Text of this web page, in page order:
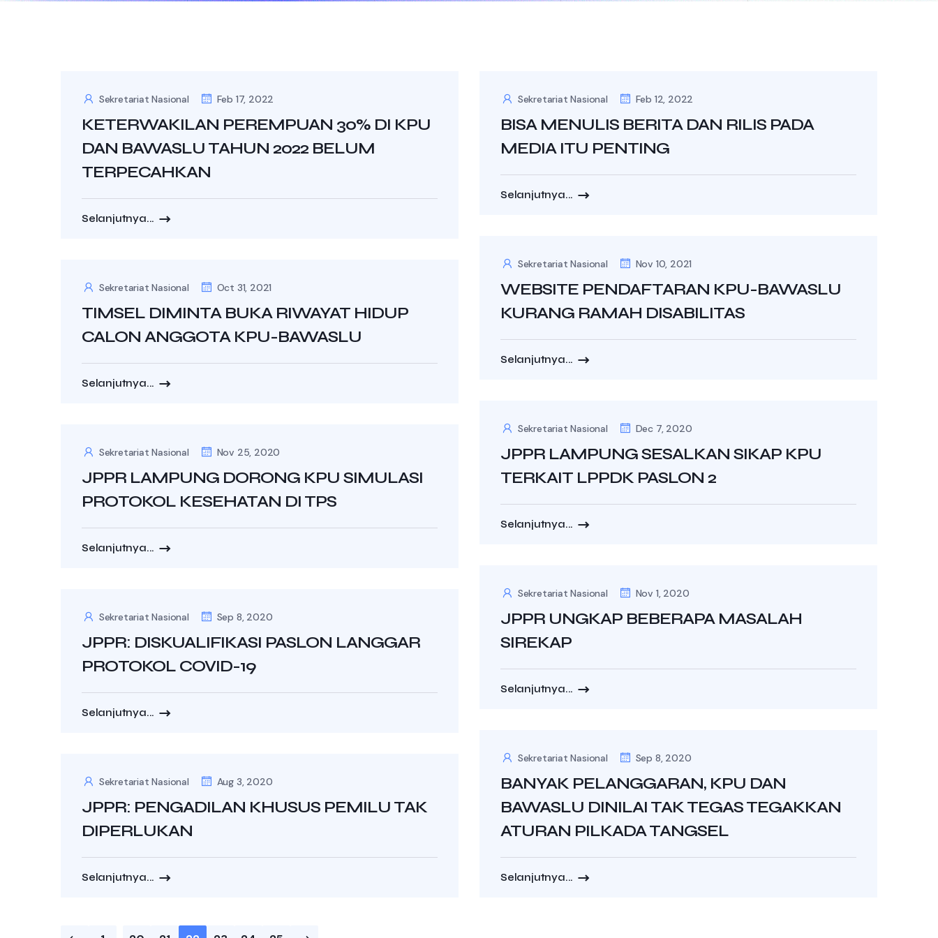
Sekretariat Nasional Feb 17, 2022
KETERWAKILAN PEREMPUAN 30% DI KPU
DAN BAWASLU TAHUN 2022 BELUM
TERPECAHKAN
Selanjutnya...
Sekretariat Nasional Feb 12, 2022
BISA MENULIS BERITA DAN RILIS PADA
MEDIA ITU PENTING
Selanjutnya...
Sekretariat Nasional Nov 10, 2021
WEBSITE PENDAFTARAN KPU-BAWASLU
KURANG RAMAH DISABILITAS
Selanjutnya...
Sekretariat Nasional Oct 31, 2021
TIMSEL DIMINTA BUKA RIWAYAT HIDUP
CALON ANGGOTA KPU-BAWASLU
Selanjutnya...
Sekretariat Nasional Dec 7, 2020
JPPR LAMPUNG SESALKAN SIKAP KPU
TERKAIT LPPDK PASLON 2
Selanjutnya...
Sekretariat Nasional Nov 25, 2020
JPPR LAMPUNG DORONG KPU SIMULASI
PROTOKOL KESEHATAN DI TPS
Selanjutnya...
Sekretariat Nasional Nov 1, 2020
JPPR UNGKAP BEBERAPA MASALAH
SIREKAP
Selanjutnya...
Sekretariat Nasional Sep 8, 2020
JPPR: DISKUALIFIKASI PASLON LANGGAR
PROTOKOL COVID-19
Selanjutnya...
Sekretariat Nasional Sep 8, 2020
BANYAK PELANGGARAN, KPU DAN
BAWASLU DINILAI TAK TEGAS TEGAKKAN
ATURAN PILKADA TANGSEL
Selanjutnya...
Sekretariat Nasional Aug 3, 2020
JPPR: PENGADILAN KHUSUS PEMILU TAK
DIPERLUKAN
Selanjutnya...